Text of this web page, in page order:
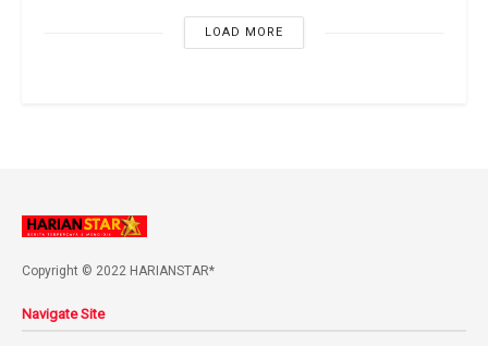
LOAD MORE
Copyright © 2022 HARIANSTAR*
Navigate Site